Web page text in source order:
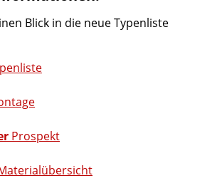
Blick in die neue Typenliste
Prospekt